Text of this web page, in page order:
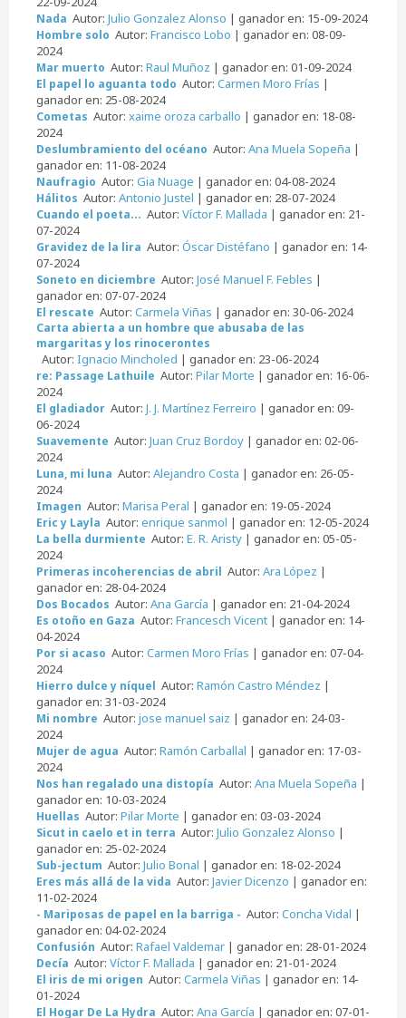
Nada Autor: Julio Gonzalez Alonso | ganador en: 15-09-2024
Hombre solo Autor: Francisco Lobo | ganador en: 08-09-
2024
Mar muerto Autor: Raul Muñoz | ganador en: 01-09-2024
El papel lo aguanta todo Autor: Carmen Moro Frías |
ganador en: 25-08-2024
Cometas Autor: xaime oroza carballo | ganador en: 18-08-
2024
Deslumbramiento del océano Autor: Ana Muela Sopeña |
ganador en: 11-08-2024
Naufragio Autor: Gia Nuage | ganador en: 04-08-2024
Hálitos Autor: Antonio Justel | ganador en: 28-07-2024
Cuando el poeta... Autor: Víctor F. Mallada | ganador en: 21-
07-2024
Gravidez de la lira Autor: Óscar Distéfano | ganador en: 14-
07-2024
Soneto en diciembre Autor: José Manuel F. Febles |
ganador en: 07-07-2024
El rescate Autor: Carmela Viñas | ganador en: 30-06-2024
Carta abierta a un hombre que abusaba de las
margaritas y los rinocerontes
Autor: Ignacio Mincholed | ganador en: 23-06-2024
re: Passage Lathuile Autor: Pilar Morte | ganador en: 16-06-
2024
El gladiador Autor: J. J. Martínez Ferreiro | ganador en: 09-
06-2024
Suavemente Autor: Juan Cruz Bordoy | ganador en: 02-06-
2024
Luna, mi luna Autor: Alejandro Costa | ganador en: 26-05-
2024
Imagen Autor: Marisa Peral | ganador en: 19-05-2024
Eric y Layla Autor: enrique sanmol | ganador en: 12-05-2024
La bella durmiente Autor: E. R. Aristy | ganador en: 05-05-
2024
Primeras incoherencias de abril Autor: Ara López |
ganador en: 28-04-2024
Dos Bocados Autor: Ana García | ganador en: 21-04-2024
Es otoño en Gaza Autor: Francesch Vicent | ganador en: 14-
04-2024
Por si acaso Autor: Carmen Moro Frías | ganador en: 07-04-
2024
Hierro dulce y níquel Autor: Ramón Castro Méndez |
ganador en: 31-03-2024
Mi nombre Autor: jose manuel saiz | ganador en: 24-03-
2024
Mujer de agua Autor: Ramón Carballal | ganador en: 17-03-
2024
Nos han regalado una distopía Autor: Ana Muela Sopeña |
ganador en: 10-03-2024
Huellas Autor: Pilar Morte | ganador en: 03-03-2024
Sicut in caelo et in terra Autor: Julio Gonzalez Alonso |
ganador en: 25-02-2024
Sub-jectum Autor: Julio Bonal | ganador en: 18-02-2024
Eres más allá de la vida Autor: Javier Dicenzo | ganador en:
11-02-2024
- Mariposas de papel en la barriga - Autor: Concha Vidal |
ganador en: 04-02-2024
Confusión Autor: Rafael Valdemar | ganador en: 28-01-2024
Decía Autor: Víctor F. Mallada | ganador en: 21-01-2024
El iris de mi origen Autor: Carmela Viñas | ganador en: 14-
01-2024
El Hogar De La Hydra Autor: Ana García | ganador en: 07-01-